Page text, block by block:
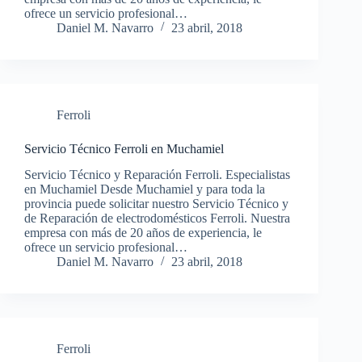
ofrece un servicio profesional…
Daniel M. Navarro
23 abril, 2018
Ferroli
Servicio Técnico Ferroli en Muchamiel
Servicio Técnico y Reparación Ferroli. Especialistas
en Muchamiel Desde Muchamiel y para toda la
provincia puede solicitar nuestro Servicio Técnico y
de Reparación de electrodomésticos Ferroli. Nuestra
empresa con más de 20 años de experiencia, le
ofrece un servicio profesional…
Daniel M. Navarro
23 abril, 2018
Ferroli